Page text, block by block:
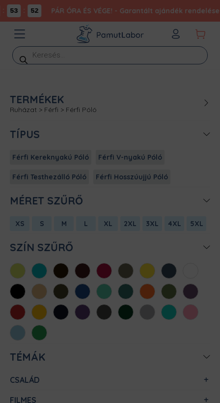
53 52 PÁR ÓRA ÉS VÉGE! - Garantált ajándék
Products
search
TERMÉKEK
Ruházat > Férfi > Férfi Póló
TÍPUS
Férfi Kereknyakú Póló Férfi V-nyakú Póló
Férfi Testhezálló Póló Férfi Hosszúujjú Póló
MÉRET SZŰRŐ
XS S M L XL 2XL 3XL 4XL 5XL
SZÍN SZŰRŐ
AlmazöldAtollkékBarnaBordóChili Cink Citromsárga
Denim
FeketeHomokKhaki KirálykékMentaMéregzöld
NarancsOliva Padlizsán
Piros SárgaSötétkékSötétlilaSötétszürke
SötétzöldSportszürke
Türkiz
Világos
rózsaszín
Világoskék
Zöld
TÉMÁK
CSALÁD
FILMES